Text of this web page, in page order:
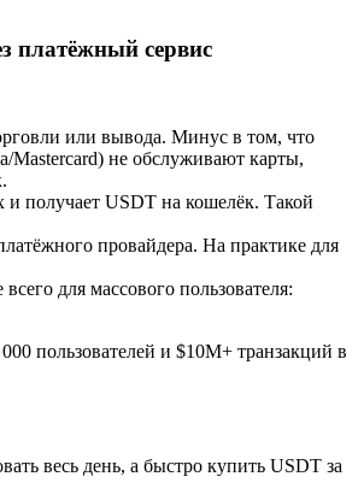
платёжный сервис
или вывода. Минус в том, что
Mastercard) не обслуживают карты,
и получает USDT на кошелёк. Такой
провайдера. На практике для
для массового пользователя:
пользователей и $10M+ транзакций в
весь день, а быстро купить USDT за